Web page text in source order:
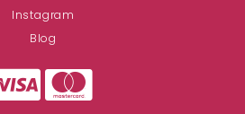
Instagram
Blog